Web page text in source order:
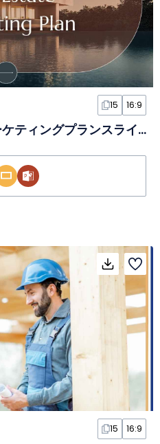
15 16:9
エレガントな不動産マーケティングプランスライド
15 16:9